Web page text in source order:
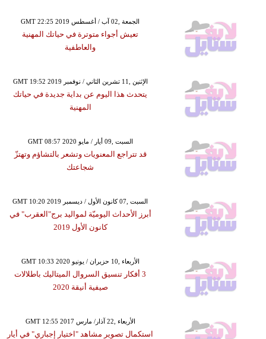
GMT 22:25 2019 الجمعة ,02 آب / أغسطس
تعيش أجواء متوترة في حياتك المهنية
والعاطفية
GMT 19:52 2019 الإثنين ,11 تشرين الثاني / نوفمبر
يتحدث هذا اليوم عن بداية جديدة في حياتك
المهنية
GMT 08:57 2020 السبت ,09 أيار / مايو
قد تتراجع المعنويات وتشعر بالتشاؤم وتهتزّ
شجاعتك
GMT 10:20 2019 السبت ,07 كانون الأول / ديسمبر
أبرز الأحداث اليوميّة لمواليد برج"العقرب" في
كانون الأول 2019
GMT 10:33 2020 الأربعاء ,10 حزيران / يونيو
3 أفكار تنسيق السروال الميتاليك باطلالات
صيفية أنيقة 2020
GMT 12:55 2017 الأربعاء ,22 آذار/ مارس
استكمال تصوير مشاهد "اختيار إجباري" في أيار